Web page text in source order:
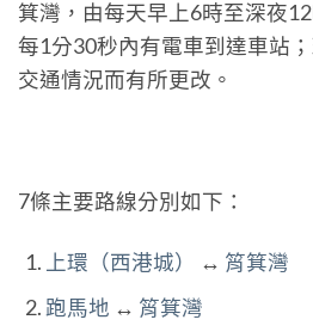
箕灣，由每天早上6時至深夜
每1分30秒內有電車到達車站
交通情況而有所更改。
7條主要路線分別如下：
上環（西港城） ↔ 筲箕灣
跑馬地 ↔ 筲箕灣